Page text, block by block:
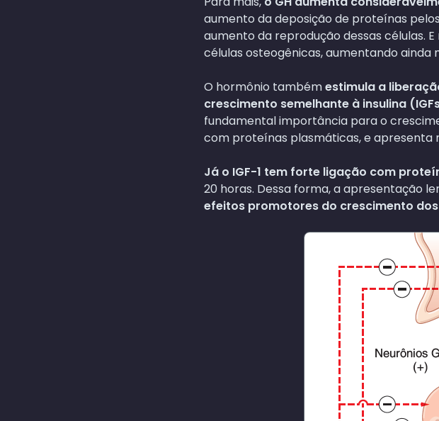
aumento da deposição de proteínas
aumento da reprodução dessas células.
células osteogênicas, aumentando ainda
O hormônio tambémestimula a
crescimento semelhante à insulina
fundamental importância para o
com proteínas plasmáticas, e apresenta
Já o IGF-1 tem forte ligação com
20 horas. Dessa forma, a apresentação
efeitos promotores do crescimento